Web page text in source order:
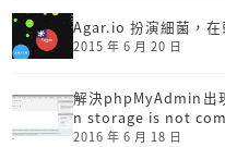
Agar.io 扮演細菌，在
2015 年 6 月 20 日
解決phpMyAdmin
n storage is not
2016 年 6 月 18 日